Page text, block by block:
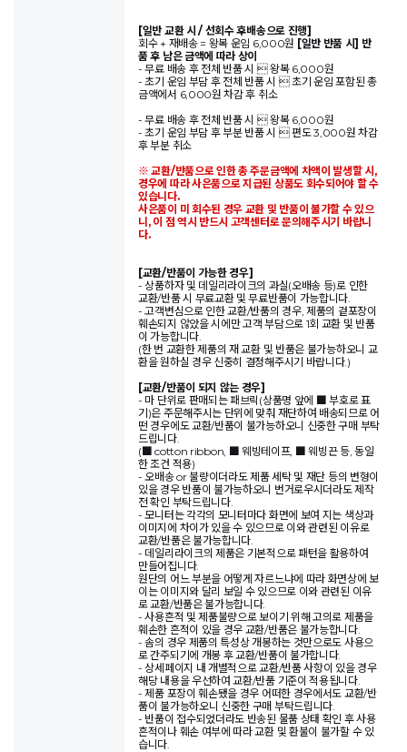
[일반 교환 시 / 선회수 후배송으로 진행]
회수 + 재배송 = 왕복 운임 6,000원 [일반 반품 시] 반
품 후 남은 금액에 따라 상이
- 무료 배송 후 전체 반품 시  왕복 6,000원
- 초기 운임 부담 후 전체 반품 시  초기 운임 포함된 총
금액에서 6,000원 차감 후 취소
- 무료 배송 후 전체 반품 시  왕복 6,000원
- 초기 운임 부담 후 부분 반품 시  편도 3,000원 차감
후 부분 취소
※ 교환/반품으로 인한 총 주문금액에 차액이 발생할 시,
경우에 따라 사은품으로 지급된 상품도 회수되어야 할 수
있습니다.
사은품이 미 회수된 경우 교환 및 반품이 불가할 수 있으
니, 이 점 역시 반드시 고객센터로 문의해주시기 바랍니
다.
[교환/반품이 가능한 경우]
- 상품하자 및 데일리라이크의 과실(오배송 등)로 인한
교환/반품 시 무료교환 및 무료반품이 가능합니다.
- 고객변심으로 인한 교환/반품의 경우, 제품의 겉포장이
훼손되지 않았을 시에만 고객 부담으로 1회 교환 및 반품
이 가능합니다.
(한 번 교환한 제품의 재 교환 및 반품은 불가능하오니 교
환을 원하실 경우 신중히 결정해주시기 바랍니다.)
[교환/반품이 되지 않는 경우]
- 마 단위로 판매되는 패브릭(상품명 앞에 ■ 부호로 표
기)은 주문해주시는 단위에 맞춰 재단하여 배송되므로 어
떤 경우에도 교환/반품이 불가능하오니 신중한 구매 부탁
드립니다.
(■ cotton ribbon, ■ 웨빙테이프, ■ 웨빙끈 등, 동일
한 조건 적용)
- 오배송 or 불량이더라도 제품 세탁 및 재단 등의 변형이
있을 경우 반품이 불가능하오니 번거로우시더라도 제작
전 확인 부탁드립니다.
- 모니터는 각각의 모니터마다 화면에 보여 지는 색상과
이미지에 차이가 있을 수 있으므로 이와 관련된 이유로
교환/반품은 불가능합니다.
- 데일리라이크의 제품은 기본적으로 패턴을 활용하여
만들어집니다.
원단의 어느 부분을 어떻게 자르느냐에 따라 화면상에 보
이는 이미지와 달리 보일 수 있으므로 이와 관련된 이유
로 교환/반품은 불가능합니다.
- 사용흔적 및 제품불량으로 보이기 위해 고의로 제품을
훼손한 흔적이 있을 경우 교환/반품은 불가능합니다.
- 솜의 경우 제품의 특성상 개봉하는 것만으로도 사용으
로 간주되기에 개봉 후 교환/반품이 불가합니다.
- 상세페이지 내 개별적으로 교환/반품 사항이 있을 경우
해당 내용을 우선하여 교환/반품 기준이 적용됩니다.
- 제품 포장이 훼손됐을 경우 어떠한 경우에서도 교환/반
품이 불가능하오니 신중한 구매 부탁드립니다.
- 반품이 접수되었더라도 반송된 물품 상태 확인 후 사용
흔적이나 훼손 여부에 따라 교환 및 환불이 불가할 수 있
습니다.